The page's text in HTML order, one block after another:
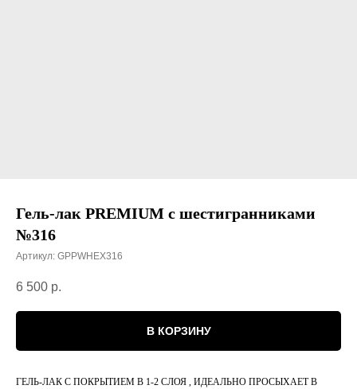
Гель-лак PREMIUM с шестигранниками
№316
Артикул: GPPWHEX316
6 500 р.
В КОРЗИНУ
ГЕЛЬ-ЛАК С ПОКРЫТИЕМ В 1-2 СЛОЯ , ИДЕАЛЬНО ПРОСЫХАЕТ В